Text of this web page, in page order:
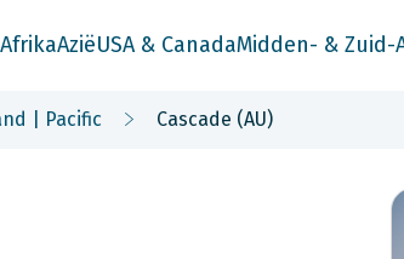
AfrikaAziëUSA & CanadaMidden- & Zuid-
| Pacific Cascade (AU)